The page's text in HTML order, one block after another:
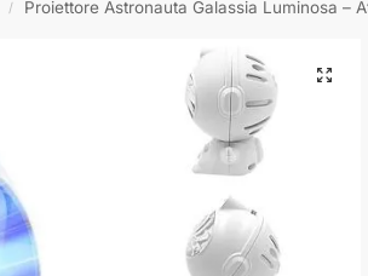
/ Proiettore Astronauta Galassia Luminosa –